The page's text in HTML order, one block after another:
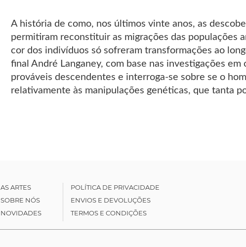
A história de como, nos últimos vinte anos, as
permitiram reconstituir as migrações das populações
cor dos indivíduos só sofreram transformações ao
final André Langaney, com base nas investigações
prováveis descendentes e interroga-se sobre se o
relativamente às manipulações genéticas, que tanta
AS ARTES
SOBRE NÓS
NOVIDADES
POLÍTICA DE PRIVACIDADE
ENVIOS E DEVOLUÇÕES
TERMOS E CONDIÇÕES